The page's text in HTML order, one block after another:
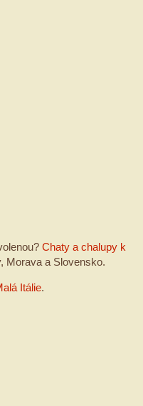
Chaty a chalupy k
Morava a Slovensko.
Itálie.